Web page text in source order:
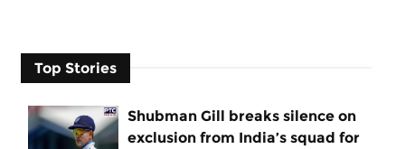
Top Stories
Shubman Gill breaks silence on
exclusion from India’s squad for